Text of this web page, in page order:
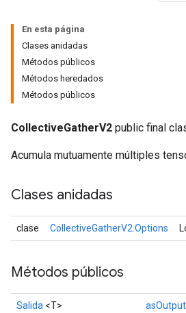
En esta página
Clases anidadas
Métodos públicos
Métodos heredados
Métodos públicos
CollectiveGatherV2 public final
Acumula mutuamente múltiples
Clases anidadas
clase CollectiveGatherV2.Options
Métodos públicos
Salida <T> asOutput